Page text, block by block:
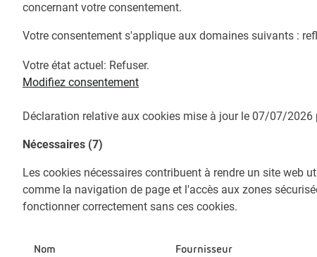
concernant votre consentement.
Votre consentement s'applique aux domaines suivants :
Votre état ​​actuel: Refuser.
Modifiez consentement
Déclaration relative aux cookies mise à jour le 07/07/2026
Nécessaires (7)
Les cookies nécessaires contribuent à rendre un site web
comme la navigation de page et l'accès aux zones
fonctionner correctement sans ces cookies.
Nom Fournisseur